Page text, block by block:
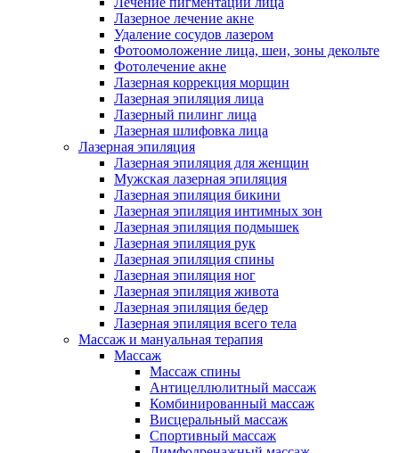
Лазерное лечение акне
Удаление сосудов лазером
Фотоомоложение лица, шеи, зоны декольте
Фотолечение акне
Лазерная коррекция морщин
Лазерная эпиляция лица
Лазерный пилинг лица
Лазерная шлифовка лица
Лазерная эпиляция
Лазерная эпиляция для женщин
Мужская лазерная эпиляция
Лазерная эпиляция бикини
Лазерная эпиляция интимных зон
Лазерная эпиляция подмышек
Лазерная эпиляция рук
Лазерная эпиляция спины
Лазерная эпиляция ног
Лазерная эпиляция живота
Лазерная эпиляция бедер
Лазерная эпиляция всего тела
Массаж и мануальная терапия
Массаж
Массаж спины
Антицеллюлитный массаж
Комбинированный массаж
Висцеральный массаж
Спортивный массаж